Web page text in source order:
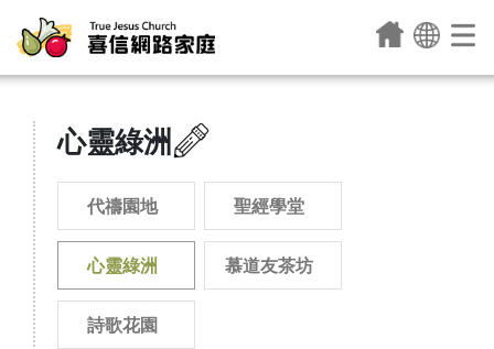
心靈綠洲
代禱園地 聖經學堂
心靈綠洲 慕道友茶坊
詩歌花園